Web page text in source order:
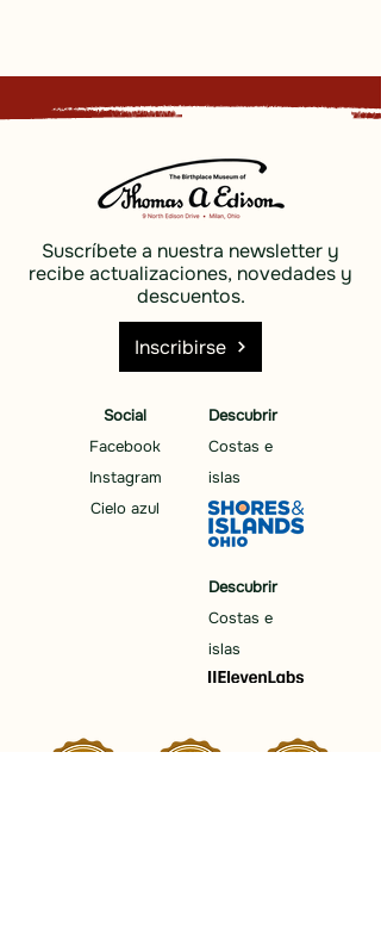
Suscríbete a nuestra newsletter y
recibe actualizaciones, novedades y
descuentos.
Inscribirse
Social
Facebook
Instagram
Cielo azul
Descubrir
Costas e
islas
Descubrir
Costas e
islas